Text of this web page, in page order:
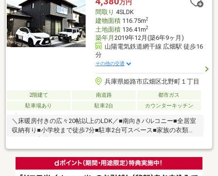
万円
間取り 4SLDK
建物面積116.75m2
土地面積136.41m2
築年月 2019年12月(築6年9ヶ月)
山陽電気鉄道網干線 広畑駅 徒歩16
分
その他の交通
兵庫県姫路市広畑区北野町１丁目
2階建て 南道路
都市ガス
駐車場あり
駐車2台 カウンターキッチン
＼床暖房付きの広々20帖以上のLDK／■南向きバルコニー■全居室
収納有り■小学校まで徒歩7分■駐車2台可スペース■家族の衣類も